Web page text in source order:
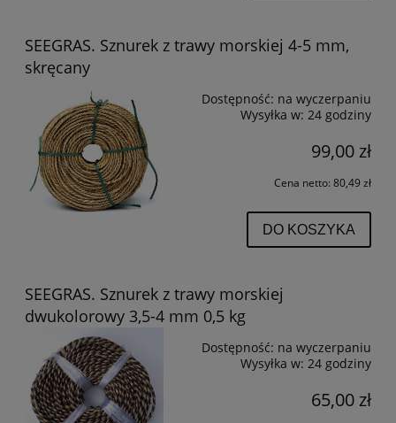
SEEGRAS. Sznurek z trawy morskiej 4-5 mm,
skręcany
Dostępność: na wyczerpaniu
Wysyłka w: 24 godziny
99,00 zł
Cena netto: 80,49 zł
DO KOSZYKA
SEEGRAS. Sznurek z trawy morskiej
dwukolorowy 3,5-4 mm 0,5 kg
Dostępność: na wyczerpaniu
Wysyłka w: 24 godziny
65,00 zł